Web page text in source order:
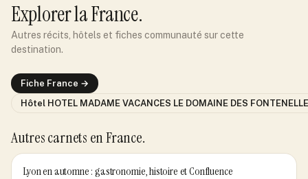
Explorerla France.
Autres récits, hôtels et fiches communauté sur cette
destination.
Fiche France →
Hôtel HOTEL MADAME VACANCES LE DOMAINE DES
Autres carnets en France.
Lyon en automne : gastronomie, histoire et Confluence